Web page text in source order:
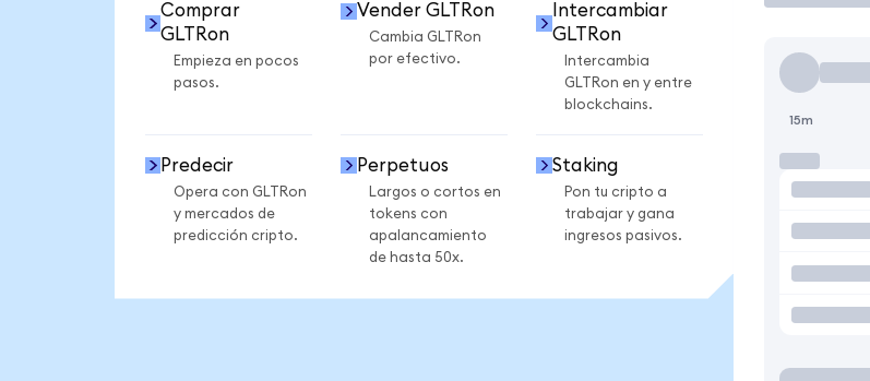
Comprar
GLTRon
Empieza en pocos
pasos.
Vender GLTRon
Cambia GLTRon
por efectivo.
Intercambiar
GLTRon
Intercambia
GLTRon en y entre
blockchains.
Predecir
Opera con GLTRon
y mercados de
predicción cripto.
Perpetuos
Largos o cortos en
tokens con
apalancamiento
de hasta 50x.
Staking
Pon tu cripto a
trabajar y gana
ingresos pasivos.
15m